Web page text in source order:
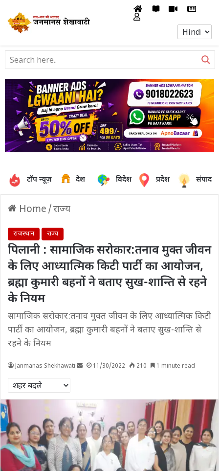
टॉप न्यूज़ देश विदेश प्रदेश
Home /राज्य
राजस्थान राज्य
पिलानी : सामाजिक सरोकार:तनाव मुक्त जीवन
के लिए आध्यात्मिक किटी पार्टी का आयोजन,
ब्रह्मा कुमारी बहनों ने बताए सुख-शान्ति से रहने
के नियम
सामाजिक सरोकार:तनाव मुक्त जीवन के लिए आध्यात्मिक किटी
पार्टी का आयोजन, ब्रह्मा कुमारी बहनों ने बताए सुख-शान्ति से
रहने के नियम
Janmanas Shekhawati 11/30/2022 210 1 minute read